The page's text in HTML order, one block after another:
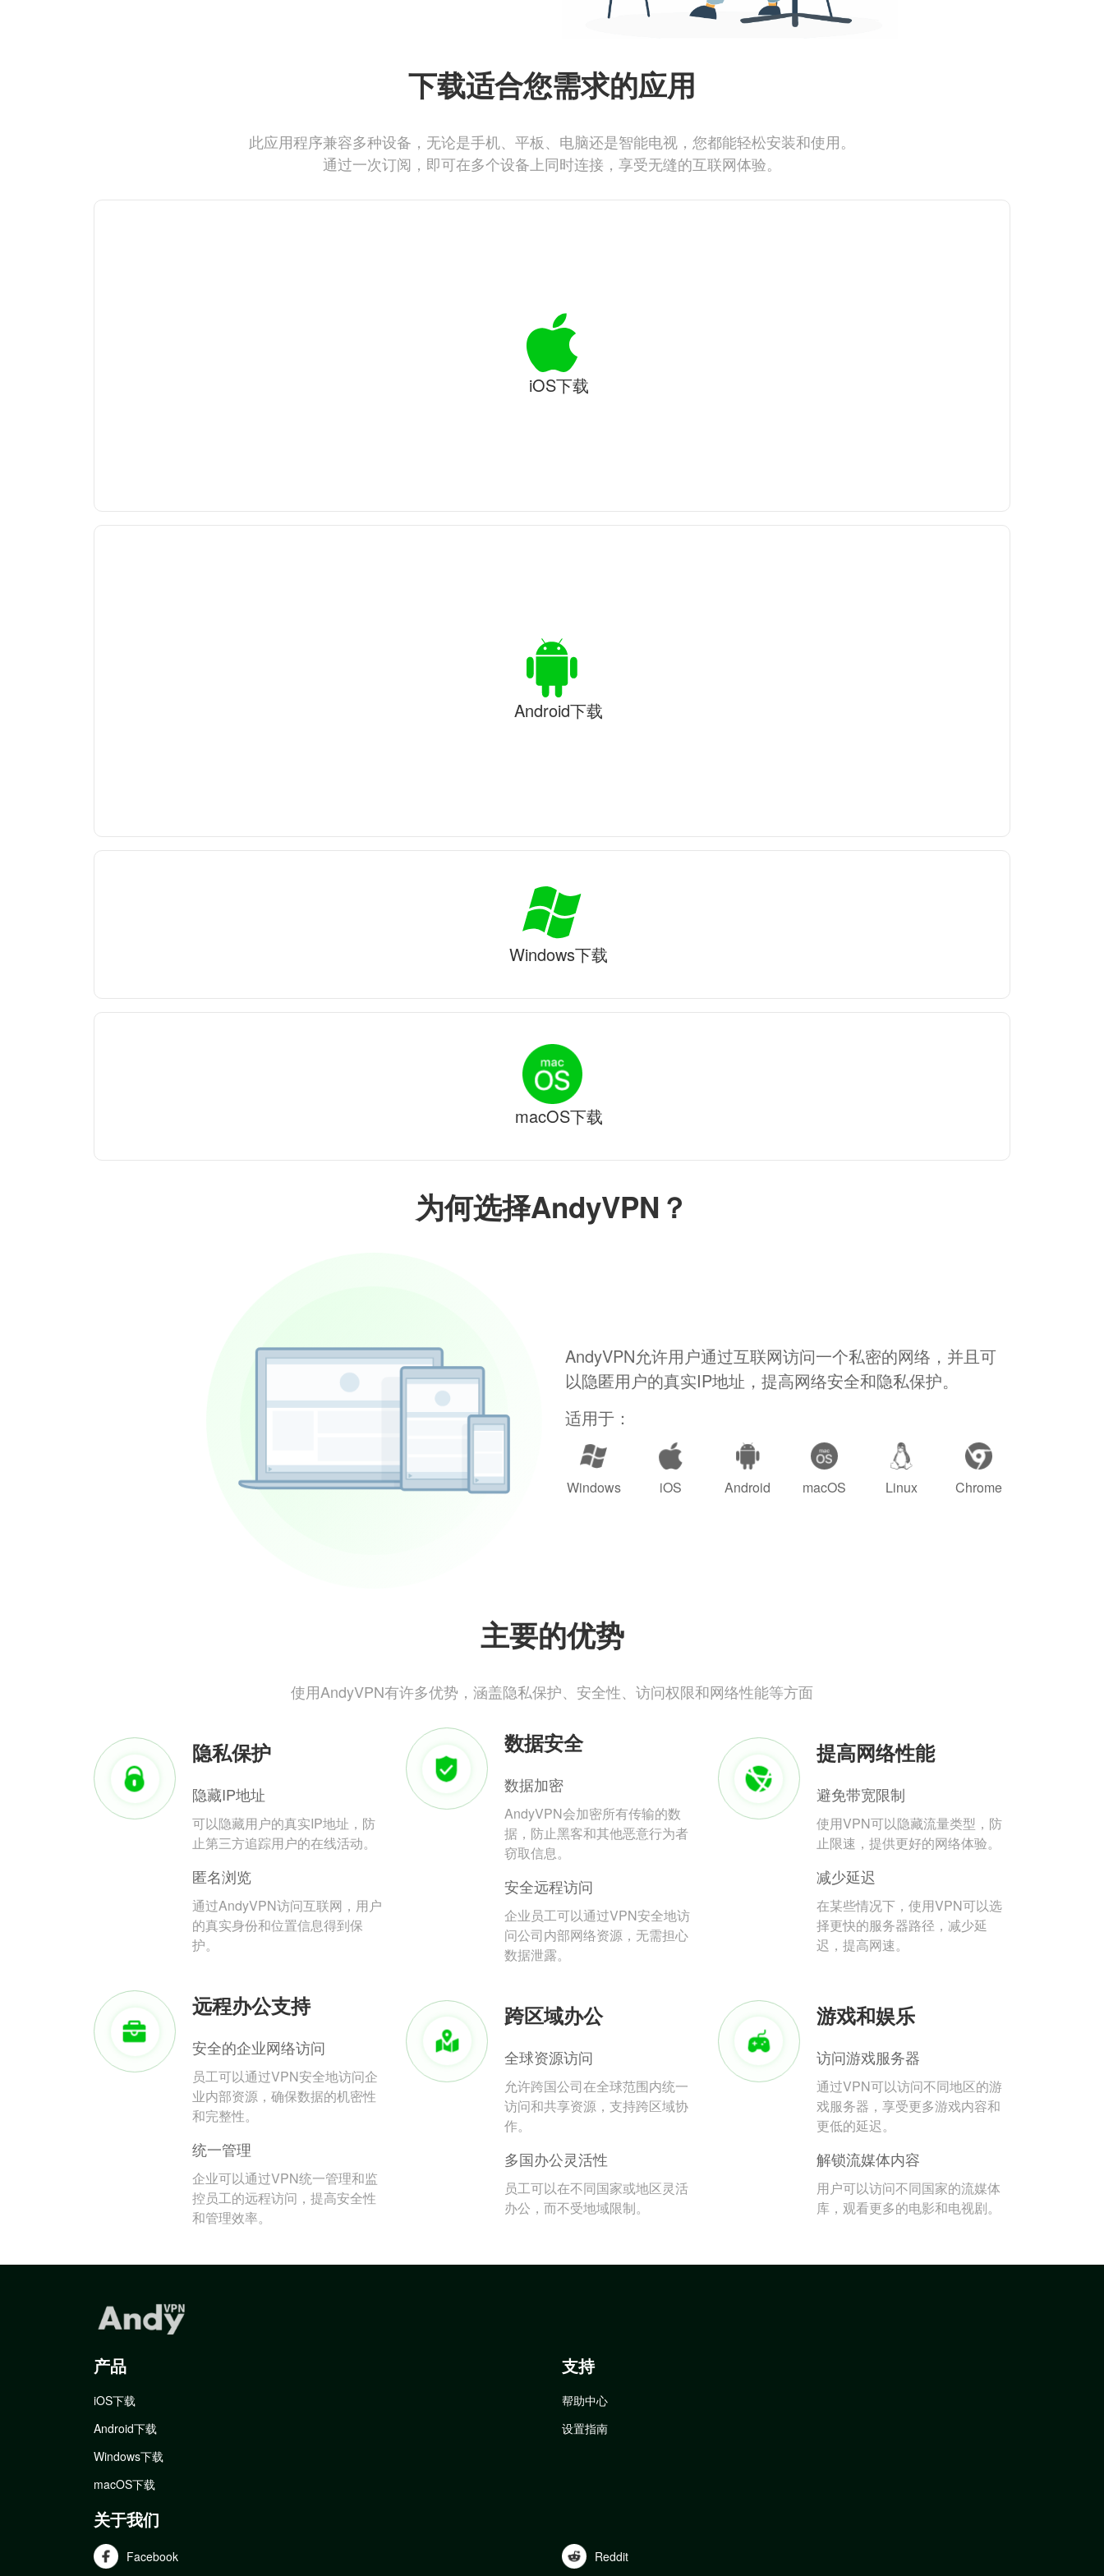
为何选择AndyVPN？
AndyVPN允许用户通过互联网访问一个私密的网络，并且可
以隐匿用户的真实IP地址，提高网络安全和隐私保护。
适用于：
Windows iOS Android macOS Linux Chrome
主要的优势
使用AndyVPN有许多优势，涵盖隐私保护、安全性、访问权限和网络性能等方面
隐私保护
隐藏IP地址
可以隐藏用户的真实IP地址，防
止第三方追踪用户的在线活动。
匿名浏览
通过AndyVPN访问互联网，用户
的真实身份和位置信息得到保
护。
数据安全
数据加密
AndyVPN会加密所有传输的数
据，防止黑客和其他恶意行为者
窃取信息。
安全远程访问
企业员工可以通过VPN安全地访
问公司内部网络资源，无需担心
数据泄露。
提高网络性能
避免带宽限制
使用VPN可以隐藏流量类型，防
止限速，提供更好的网络体验。
减少延迟
在某些情况下，使用VPN可以选
择更快的服务器路径，减少延
迟，提高网速。
远程办公支持
安全的企业网络访问
员工可以通过VPN安全地访问企
业内部资源，确保数据的机密性
和完整性。
统一管理
企业可以通过VPN统一管理和监
控员工的远程访问，提高安全性
和管理效率。
跨区域办公
全球资源访问
允许跨国公司在全球范围内统一
访问和共享资源，支持跨区域协
作。
多国办公灵活性
员工可以在不同国家或地区灵活
办公，而不受地域限制。
游戏和娱乐
访问游戏服务器
通过VPN可以访问不同地区的游
戏服务器，享受更多游戏内容和
更低的延迟。
解锁流媒体内容
用户可以访问不同国家的流媒体
库，观看更多的电影和电视剧。
下载适合您需求的应用
此应用程序兼容多种设备，无论是手机、平板、电脑还是智能电视，您都能轻松安装和使用。
通过一次订阅，即可在多个设备上同时连接，享受无缝的互联网体验。
iOS下载
Android下载
Windows下载
macOS下载
产品
iOS下载
Android下载
Windows下载
macOS下载
支持
帮助中心
设置指南
关于我们
Facebook Reddit